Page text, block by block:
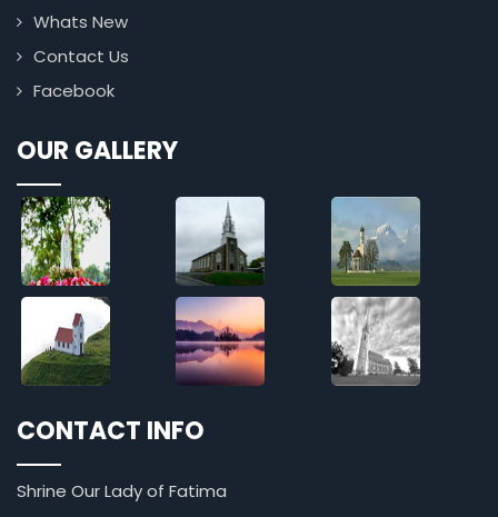
Whats New
Contact Us
Facebook
OUR GALLERY
CONTACT INFO
Shrine Our Lady of Fatima